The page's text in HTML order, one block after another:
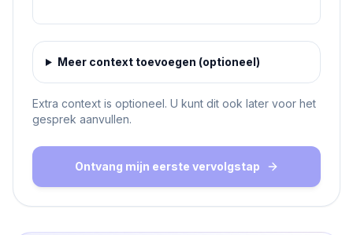
Meer context toevoegen (optioneel)
Extra context is optioneel. U kunt dit ook later voor het
gesprek aanvullen.
Ontvang mijn eerste vervolgstap